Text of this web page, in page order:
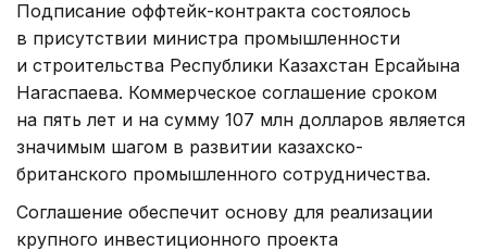
Подписание оффтейк-контракта состоялось
в присутствии министра промышленности
и строительства Республики Казахстан Ерсайына
Нагаспаева. Коммерческое соглашение сроком
на пять лет и на сумму 107 млн долларов является
значимым шагом в развитии казахско-
британского промышленного сотрудничества.
Соглашение обеспечит основу для реализации
крупного инвестиционного проекта